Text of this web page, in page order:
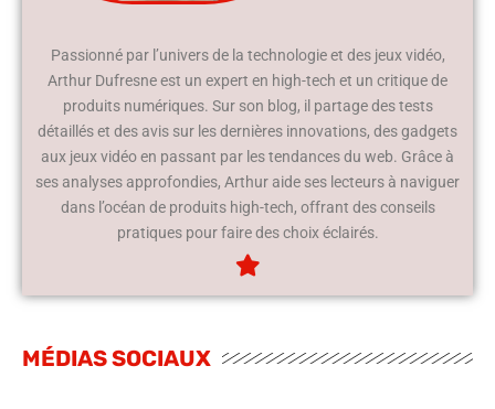
Passionné par l’univers de la technologie et des jeux vidéo,
Arthur Dufresne est un expert en high-tech et un critique de
produits numériques. Sur son blog, il partage des tests
détaillés et des avis sur les dernières innovations, des gadgets
aux jeux vidéo en passant par les tendances du web. Grâce à
ses analyses approfondies, Arthur aide ses lecteurs à naviguer
dans l’océan de produits high-tech, offrant des conseils
pratiques pour faire des choix éclairés.
MÉDIAS SOCIAUX